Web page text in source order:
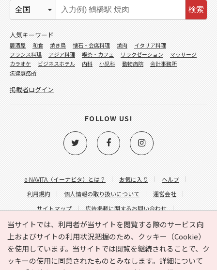
当サイトでは、利用者が当サイトを閲覧する際のサービス向
上およびサイトの利用状況把握のため、クッキー（Cookie）
を使用しています。当サイトでは閲覧を継続されることで、ク
ッキーの使用に同意されたものとみなします。詳細について
e-NAVITA（イーナビタ）とは？ お気に入り
ヘルプ
利用規約
個人情報の取り扱いについて
運営会社
サイトマップ
広告掲載に関するお問い合わせ
サイトの内容に関するお問い合わせ
検索
人気キーワード
居酒屋 和食 焼き鳥 懐石・会席料理 焼肉
イタリア料理
フランス料理
アジア料理 喫茶・カフェ リラクゼーション
マッサージ
カラオケ
ビジネスホテル 内科 小児科 動物病院
会計事務所
法律事務所
掲載者ログイン
FOLLOW US!